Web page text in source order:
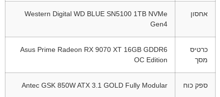
אחסון Western Digital WD BLUE SN5100 1TB NVMe
Gen4
כרטיס
מסך
Asus Prime Radeon RX 9070 XT 16GB GDDR6
OC Edition
ספק כוח Antec GSK 850W ATX 3.1 GOLD Fully Modular